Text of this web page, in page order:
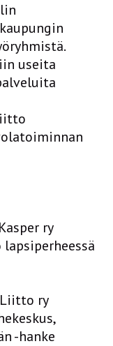
useita
ry
Liitto ry
-hanke